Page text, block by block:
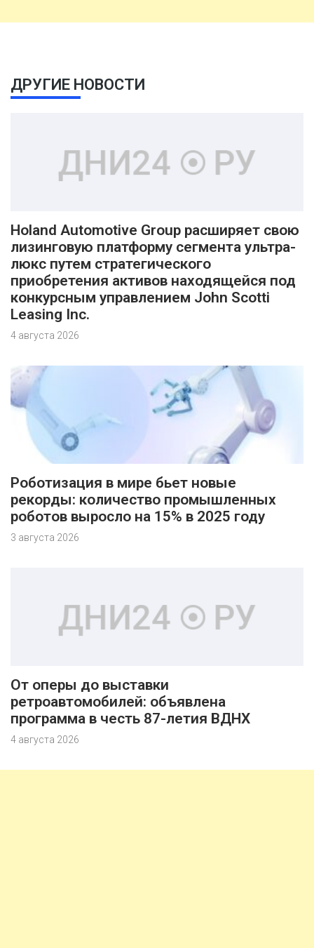
ДРУГИЕ НОВОСТИ
Holand Automotive Group расширяет свою
лизинговую платформу сегмента ультра-
люкс путем стратегического
приобретения активов находящейся под
конкурсным управлением John Scotti
Leasing Inc.
4 августа 2026
Роботизация в мире бьет новые
рекорды: количество промышленных
роботов выросло на 15% в 2025 году
3 августа 2026
От оперы до выставки
ретроавтомобилей: объявлена
программа в честь 87-летия ВДНХ
4 августа 2026